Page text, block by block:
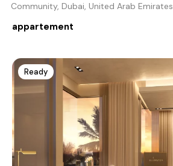
Community, Dubai, United Arab Emirates
appartement
Ready